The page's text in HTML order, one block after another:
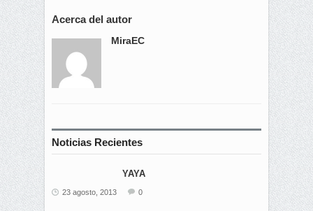
Acerca del autor
MiraEC
Noticias Recientes
YAYA
23 agosto, 2013 0